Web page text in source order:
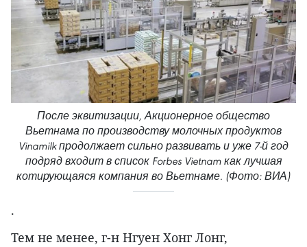
После эквитизации, Акционерное общество
Вьетнама по производству молочных продуктов
Vinamilk продолжает сильно развивать и уже 7-й год
подряд входит в список Forbes Vietnam как лучшая
котирующаяся компания во Вьетнаме. (Фото: ВИА)
.
Тем не менее, г-н Нгуен Хонг Лонг,